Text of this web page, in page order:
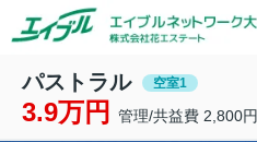
パストラル 空室1
3.9万円 管理/共益費 2,800円